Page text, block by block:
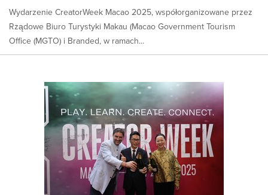
Wydarzenie CreatorWeek Macao 2025, współorganizowane przez
Rządowe Biuro Turystyki Makau (Macao Government Tourism
Office (MGTO) i Branded, w ramach...